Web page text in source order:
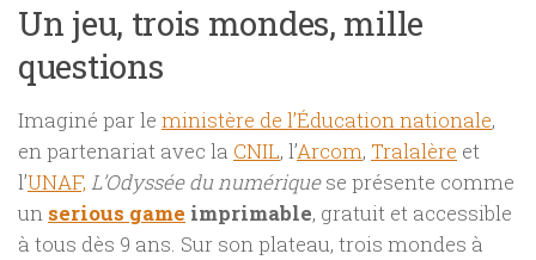
Un jeu, trois mondes, mille
questions
Imaginé par le ministère de l’Éducation nationale,
en partenariat avec la CNIL, l’Arcom, Tralalère et
l’UNAF, L’Odyssée du numériquese présente comme
un serious game imprimable, gratuit et accessible
à tous dès 9 ans. Sur son plateau, trois mondes à